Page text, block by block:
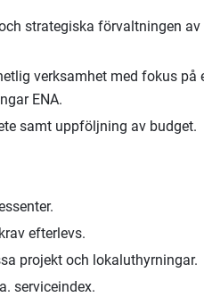
strategiska förvaltningen av
verksamhet med fokus på
ENA.
samt uppföljning av budget.
efterlevs.
projekt och lokaluthyrningar.
serviceindex.